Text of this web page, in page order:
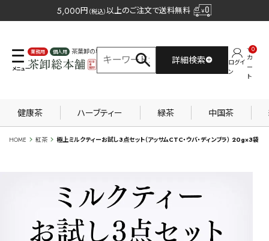
5,000円 （税込）以上のご注文で送料無料
業務用 個人用
茶葉卸の専門サイト
詳細検索
ログイ
ン
カ
ー
ト
0
健康茶 ハーブティー 緑茶 中国茶
HOME 紅茶 極上ミルクティーお試し3点セット（アッサムCTC・ウバ・ディンブラ） 20g×3袋